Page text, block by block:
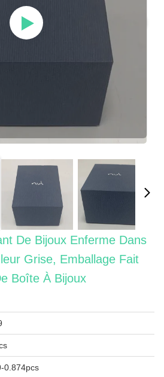
De Bijoux Enferme Dans
Grise, Emballage Fait
Boîte À Bijoux
0.874pcs